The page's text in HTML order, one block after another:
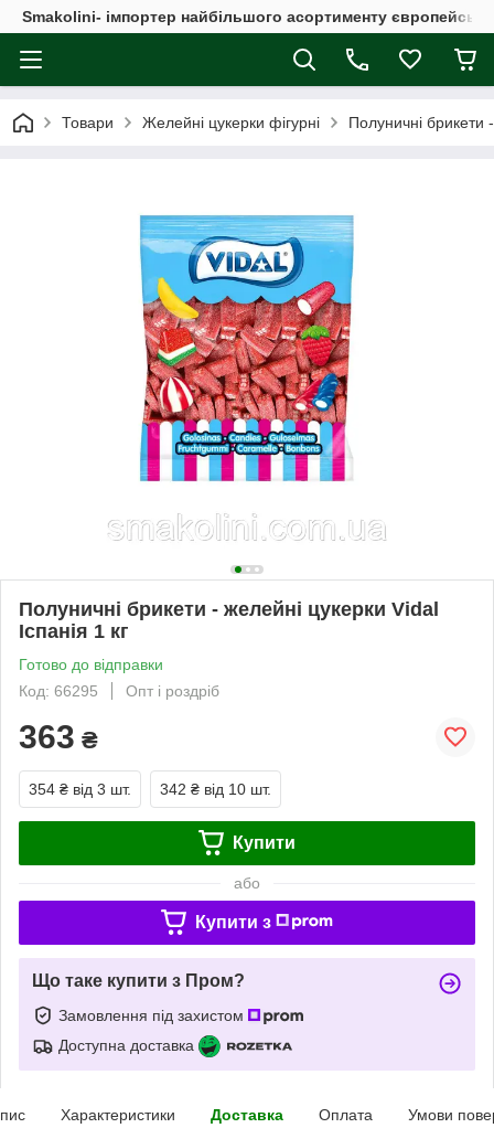
Smakolini- імпортер найбільшого асортименту
Товари Желейні цукерки фігурні Полуничні брикети
Полуничні брикети - желейні цукерки Vidal
Іспанія 1 кг
Готово до відправки
Код: 66295
Опт і роздріб
363 ₴
354 ₴ від 3 шт. 342 ₴ від 10 шт.
Купити
або
Купити з
Що таке купити з Пром?
Замовлення під захистом
Доступна доставка
Характеристики Доставка Оплата Умови